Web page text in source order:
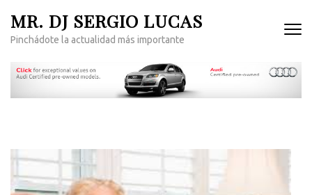
contenido
MR. DJ SERGIO LUCAS
Pinchádote la actualidad más importante